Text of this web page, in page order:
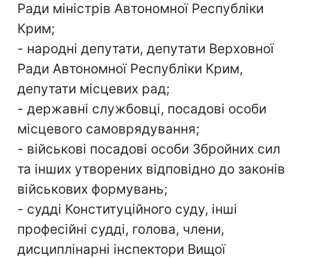
Ради міністрів Автономної Республіки
Крим;
- народні депутати, депутати Верховної
Ради Автономної Республіки Крим,
депутати місцевих рад;
- державні службовці, посадові особи
місцевого самоврядування;
- військові посадові особи Збройних сил
та інших утворених відповідно до законів
військових формувань;
- судді Конституційного суду, інші
професійні судді, голова, члени,
дисциплінарні інспектори Вищої